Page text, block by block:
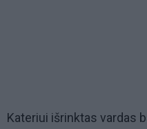
Kateriui išrinktas vardas